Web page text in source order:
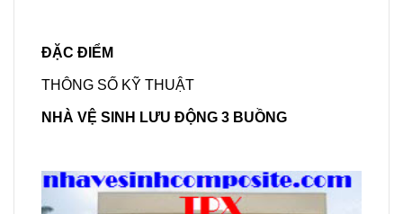
ĐẶC ĐIỂM
THÔNG SỐ KỸ THUẬT
NHÀ VỆ SINH LƯU ĐỘNG 3 BUỒNG